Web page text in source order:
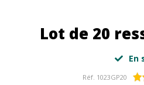
Lot de 20
En
Réf. 1023GP20